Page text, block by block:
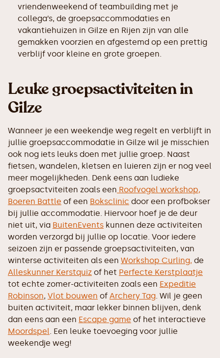
vriendenweekend of teambuilding met je
collega’s, de groepsaccommodaties en
vakantiehuizen in Gilze en Rijen zijn van alle
gemakken voorzien en afgestemd op een prettig
verblijf voor kleine en grote groepen.
Leuke groepsactiviteiten in
Gilze
Wanneer je een weekendje weg regelt en verblijft in
jullie groepsaccommodatie in Gilze wil je misschien
ook nog iets leuks doen met jullie groep. Naast
fietsen, wandelen, kletsen en luieren zijn er nog veel
meer mogelijkheden. Denk eens aan ludieke
groepsactviteiten zoals een Roofvogel workshop,
Boeren Battle of een Boksclinic door een profbokser
bij jullie accommodatie. Hiervoor hoef je de deur
niet uit, via BuitenEvents kunnen deze activiteiten
worden verzorgd bij jullie op locatie. Voor iedere
seizoen zijn er passende groepsactiviteiten, van
winterse activiteiten als een Workshop Curling, de
Alleskunner Kerstquiz of het Perfecte Kerstplaatje
tot echte zomer-activiteiten zoals een Expeditie
Robinson, Vlot bouwen of Archery Tag. Wil je geen
buiten activiteit, maar lekker binnen blijven, denk
dan eens aan een Escape game of het interactieve
Moordspel. Een leuke toevoeging voor jullie
weekendje weg!